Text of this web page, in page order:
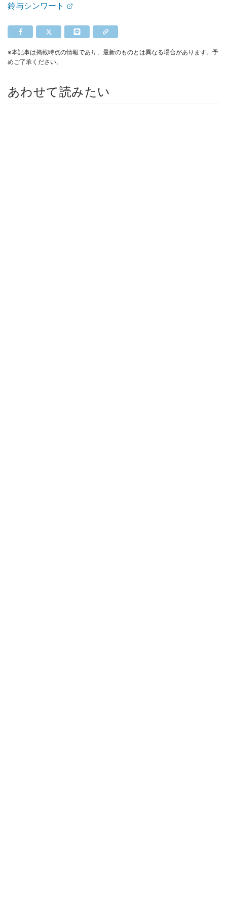
鈴与シンワート
※本記事は掲載時点の情報であり、最新のものとは異なる場合があります。予
めご了承ください。
あわせて読みたい